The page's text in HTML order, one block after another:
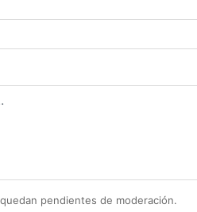
pendientes de moderación.